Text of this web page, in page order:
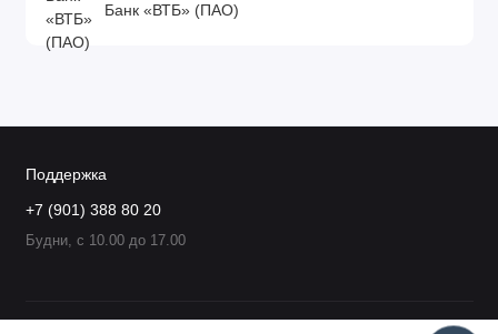
Банк «ВТБ» (ПАО)
Поддержка
+7 (901) 388 80 20
Будни, с 10.00 до 17.00